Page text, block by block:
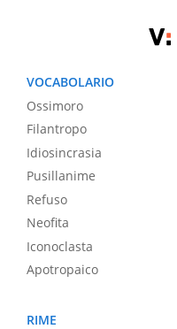
VOCABOLARIO
Ossimoro
Filantropo
Idiosincrasia
Pusillanime
Refuso
Neofita
Iconoclasta
Apotropaico
RIME